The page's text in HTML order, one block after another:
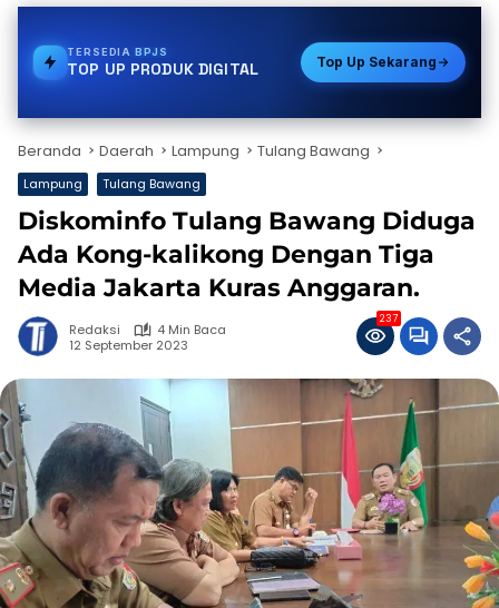
TERSEDIAGAS
TOP UP PRODUK DIGITAL Top Up Sekarang
Beranda Daerah Lampung Tulang Bawang
Lampung Tulang Bawang
Diskominfo Tulang Bawang Diduga
Ada Kong-kalikong Dengan Tiga
Media Jakarta Kuras Anggaran.
Redaksi
4 Min Baca
12 September 2023
237